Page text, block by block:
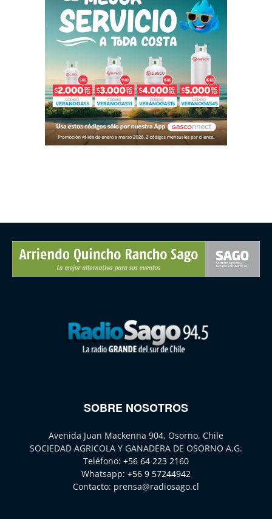
SOBRE NOSOTROS
Avenida Juan Mackenna 904, Osorno, Chile
SOCIEDAD AGRICOLA Y GANADERA DE OSORNO A.G.
Teléfono: +56 64 223 2160
Whatsapp: +56 9 57244942
Contacto: prensa@radiosago.cl